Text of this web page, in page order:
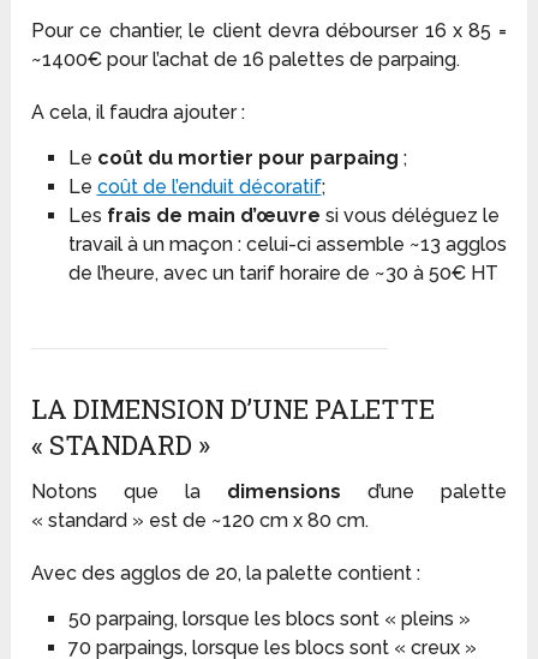
Pour ce chantier, le client devra débourser 16 x 85 =
~1400€ pour l’achat de 16 palettes de parpaing.
A cela, il faudra ajouter :
Le coût du mortier pour parpaing ;
Le coût de l’enduit décoratif;
Les frais de main d’œuvre si vous déléguez le
travail à un maçon : celui-ci assemble ~13 agglos
de l’heure, avec un tarif horaire de ~30 à 50€ HT
LA DIMENSION D’UNE PALETTE
« STANDARD »
Notons que la dimensions d’une palette
« standard » est de ~120 cm x 80 cm.
Avec des agglos de 20, la palette contient :
50 parpaing, lorsque les blocs sont « pleins »
70 parpaings, lorsque les blocs sont « creux »